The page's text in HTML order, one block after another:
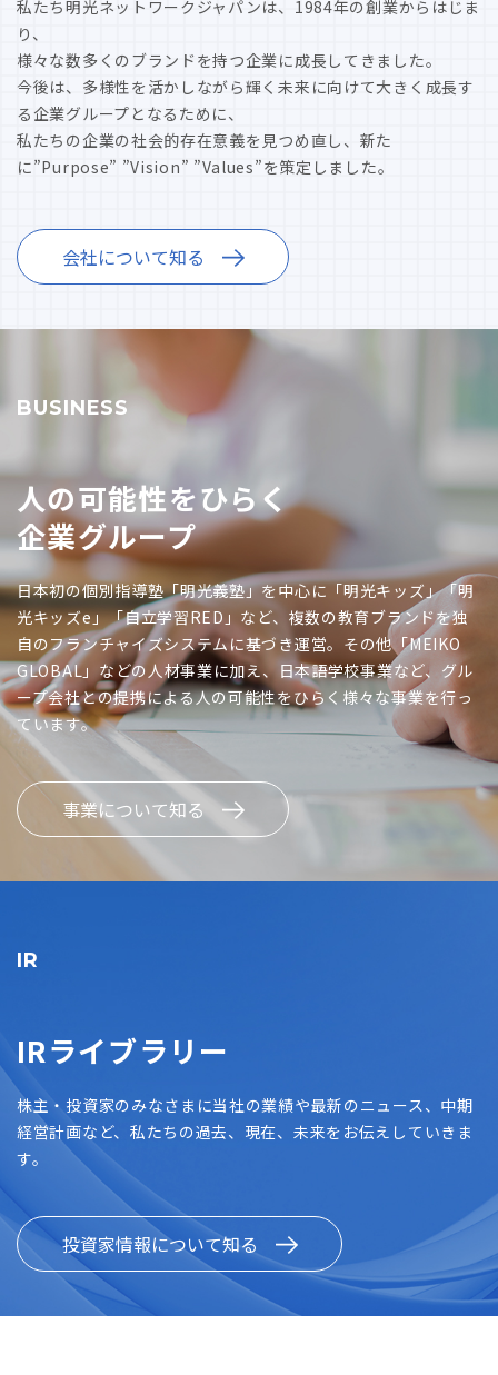
私たち明光ネットワークジャパンは、1984年の創業からはじま
り、
様々な数多くのブランドを持つ企業に成長してきました。
今後は、多様性を活かしながら輝く未来に向けて大きく成長す
る企業グループとなるために、
私たちの企業の社会的存在意義を見つめ直し、新た
に”Purpose” ”Vision” ”Values”を策定しました。
会社について知る
BUSINESS
人の可能性をひらく
企業グループ
日本初の個別指導塾「明光義塾」を中心に「明光キッズ」「明
光キッズe」「自立学習RED」など、複数の教育ブランドを独
自のフランチャイズシステムに基づき運営。その他「MEIKO
GLOBAL」などの人材事業に加え、日本語学校事業など、グル
ープ会社との提携による人の可能性をひらく様々な事業を行っ
ています。
事業について知る
IR
IRライブラリー
株主・投資家のみなさまに当社の業績や最新のニュース、中期
経営計画など、私たちの過去、現在、未来をお伝えしていきま
す。
投資家情報について知る